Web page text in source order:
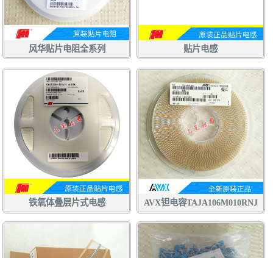
风华贴片电阻全系列 贴片电感
铁氧体叠层片式电感 AVX钽电容TAJA106M010RNJ